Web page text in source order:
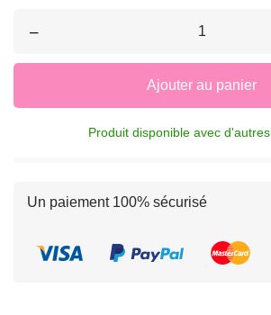
–
Ajouter au panier
Produit disponible avec
Un paiement 100% sécurisé